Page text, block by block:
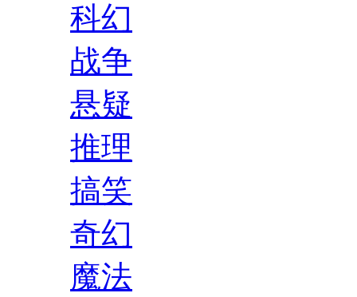
科幻
战争
悬疑
推理
搞笑
奇幻
魔法